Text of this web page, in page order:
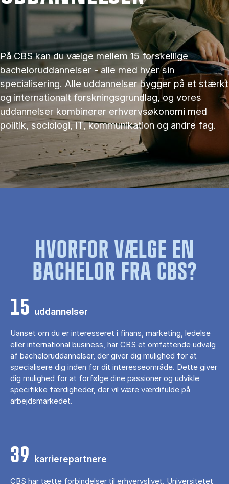
På CBS kan du vælge mellem 15 forskellige
bacheloruddannelser - alle med hver sin
specialisering. Alle uddannelser bygger på et stærkt
og internationalt forskningsgrundlag, og vores
uddannelser kombinerer erhvervsøkonomi med
politik, sociologi, IT, kommunikation og andre fag.
HVORFOR VÆLGE EN
BACHELOR FRA CBS?
15 uddannelser
Uanset om du er interesseret i finans, marketing, ledelse
eller international business, har CBS et omfattende udvalg
af bacheloruddannelser, der giver dig mulighed for at
specialisere dig inden for dit interesseområde. Dette giver
dig mulighed for at forfølge dine passioner og udvikle
specifikke færdigheder, der vil være værdifulde på
arbejdsmarkedet.
39 karrierepartnere
CBS har tætte forbindelser til erhvervslivet. Universitetet